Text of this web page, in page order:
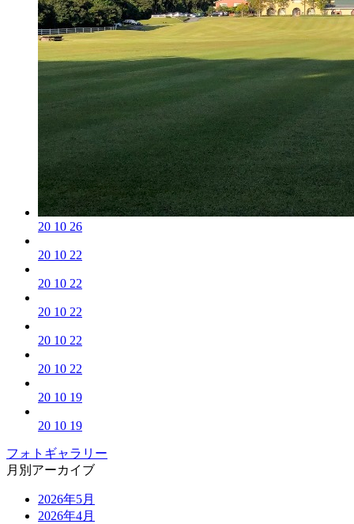
20 10 26
20 10 22
20 10 22
20 10 22
20 10 22
20 10 22
20 10 19
20 10 19
フォトギャラリー
月別アーカイブ
2026年5月
2026年4月